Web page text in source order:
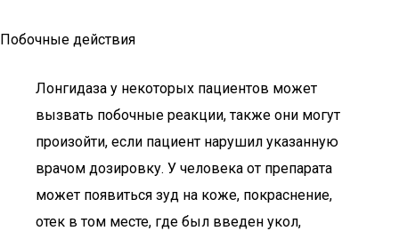
Побочные действия
Лонгидаза у некоторых пациентов может
вызвать побочные реакции, также они могут
произойти, если пациент нарушил указанную
врачом дозировку. У человека от препарата
может появиться зуд на коже, покраснение,
отек в том месте, где был введен укол,